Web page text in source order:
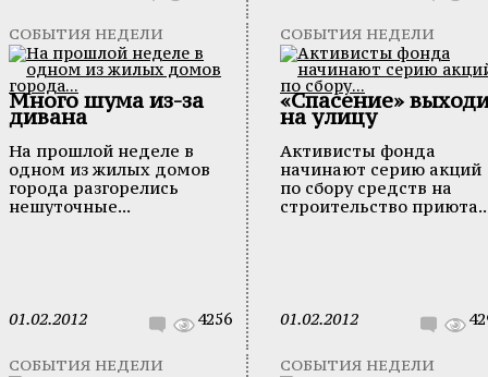
СОБЫТИЯ НЕДЕЛИ
Много шума из-за
дивана
На прошлой неделе в
одном из жилых домов
города разгорелись
нешуточные...
01.02.2012 4256
СОБЫТИЯ НЕДЕЛИ
«Спасение»
на улицу
Активисты фонда
начинают серию акций
по сбору средств на
строительство
01.02.2012
СОБЫТИЯ НЕДЕЛИ СОБЫТИЯ НЕДЕЛИ